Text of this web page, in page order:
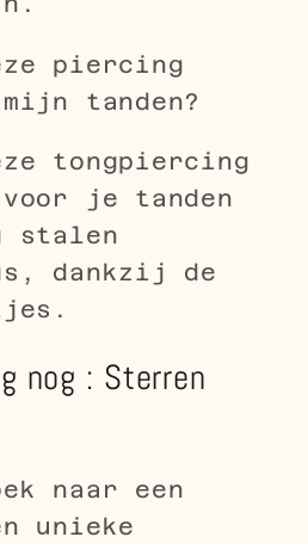
piercing
tanden?
tongpiercing
je tanden
stalen
dankzij de
nog : Sterren
naar een
unieke